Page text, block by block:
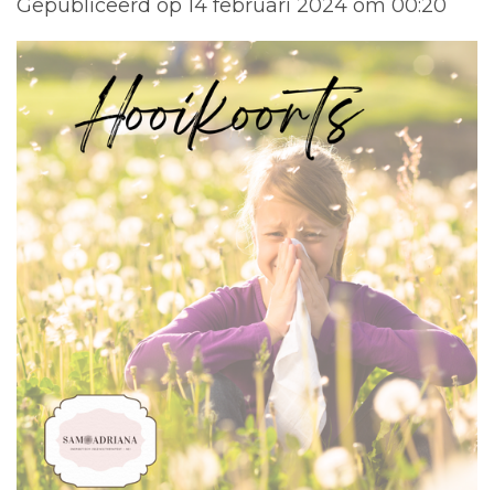
Gepubliceerd op 14 februari 2024 om 00:20